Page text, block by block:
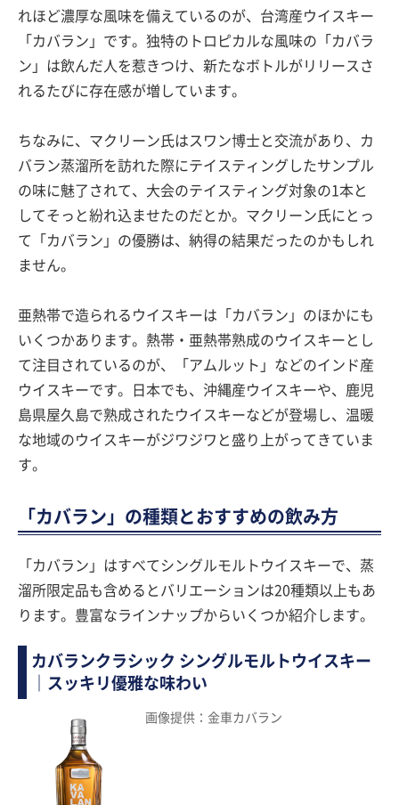
れほど濃厚な風味を備えているのが、台湾産ウイスキー
「カバラン」です。独特のトロピカルな風味の「カバラ
ン」は飲んだ人を惹きつけ、新たなボトルがリリースさ
れるたびに存在感が増しています。
ちなみに、マクリーン氏はスワン博士と交流があり、カ
バラン蒸溜所を訪れた際にテイスティングしたサンプル
の味に魅了されて、大会のテイスティング対象の1本と
してそっと紛れ込ませたのだとか。マクリーン氏にとっ
て「カバラン」の優勝は、納得の結果だったのかもしれ
ません。
亜熱帯で造られるウイスキーは「カバラン」のほかにも
いくつかあります。熱帯・亜熱帯熟成のウイスキーとし
て注目されているのが、「アムルット」などのインド産
ウイスキーです。日本でも、沖縄産ウイスキーや、鹿児
島県屋久島で熟成されたウイスキーなどが登場し、温暖
な地域のウイスキーがジワジワと盛り上がってきていま
す。
「カバラン」の種類とおすすめの飲み方
「カバラン」はすべてシングルモルトウイスキーで、蒸
溜所限定品も含めるとバリエーションは20種類以上もあ
ります。豊富なラインナップからいくつか紹介します。
カバランクラシック シングルモルトウイスキー
｜スッキリ優雅な味わい
画像提供：金車カバラン